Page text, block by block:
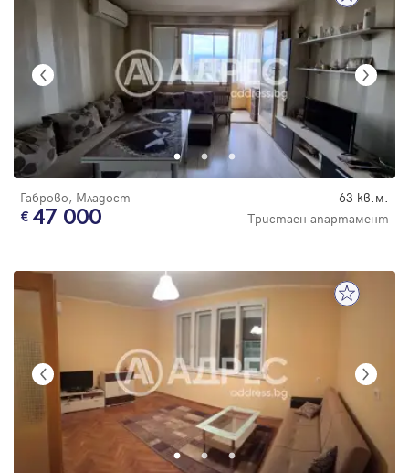
Габрово, Младост 63 кв.м.
47 000 Тристаен апартамент